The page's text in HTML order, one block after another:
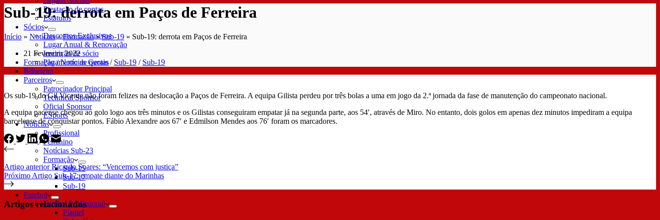
Prestação de contas
Estatutos
Sócios
Descontos Exclusivos
Lugar Anual & Renovação
Inscrição de sócio
Pagamento de quotas
Bilheteira
Parceiros
Patrocinador Principal
Technical Sponsor
Oficial Sponsor
ESports
Notícias
Profissional
Feminino
Notícias Sub-23
Formação
Sub-15
Sub-17
Sub-19
Futebol
Futebol Profissional
Plantel
Sub-19: derrota em Paços de Ferreira
Início » Notícias»Formação»Sub-19 » Sub-19: derrota em Paços de Ferreira
21 Fevereiro 2022
Formação/Notícias Gerais/ Sub-19 / Sub-19
Os sub-19 do Gil Vicente não foram felizes na deslocação a Paços de Ferreira. A equipa Gilista perdeu por três bolas a uma em jogo da 2.ª jornada da fase de manutenção do campeonato nacional.
A equipa pacense chegou ao golo logo aos três minutos e os Gilistas conseguiram empatar já na segunda parte, aos 54′, através de Miro. No entanto, dois golos em apenas dez minutos impediram a equipa
barcelense de conquistar pontos. Fábio Alexandre aos 67′ e Edmilson Mendes aos 76′ foram os marcadores.
Artigo anteriorRicardo Soares: “Vencemos com justiça”
Próximo Artigo Sub-17: empate diante do Marinhas
Artigos relacionados